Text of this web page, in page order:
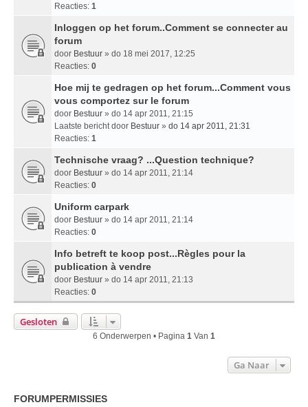
Reacties: 1
Inloggen op het forum..Comment se connecter au
forum
door Bestuur » do 18 mei 2017, 12:25
Reacties: 0
Hoe mij te gedragen op het forum...Comment vous
vous comportez sur le forum
door Bestuur » do 14 apr 2011, 21:15
Laatste bericht door Bestuur » do 14 apr 2011, 21:31
Reacties: 1
Technische vraag? ...Question technique?
door Bestuur » do 14 apr 2011, 21:14
Reacties: 0
Uniform carpark
door Bestuur » do 14 apr 2011, 21:14
Reacties: 0
Info betreft te koop post...Règles pour la
publication à vendre
door Bestuur » do 14 apr 2011, 21:13
Reacties: 0
Gesloten
6 Onderwerpen • Pagina 1 Van 1
Ga Naar
FORUMPERMISSIES